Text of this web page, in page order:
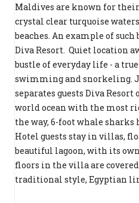
Maldives are known for
crystal clear turquoise
beaches. An example of
Diva Resort. Quiet location
bustle of everyday life - a
swimming and snorkeling.
separates guests Diva
world ocean with the most
the way, 6-foot whale
Hotel guests stay in villas,
beautiful lagoon, with its own
floors in the villa are
traditional style, Egyptian